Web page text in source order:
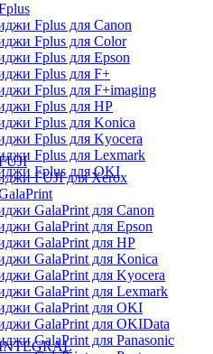
Fplus для Canon
Fplus для Color
Fplus для Epson
Fplus для F+
Fplus для F+imaging
Fplus для HP
Fplus для Konica
Fplus для Kyocera
Fplus для Lexmark
Fplus для OKI
FUJI для Xerox
GalaPrint для Canon
GalaPrint для Epson
GalaPrint для HP
GalaPrint для Konica
GalaPrint для Kyocera
GalaPrint для Lexmark
GalaPrint для OKI
GalaPrint для OKIData
GalaPrint для Panasonic